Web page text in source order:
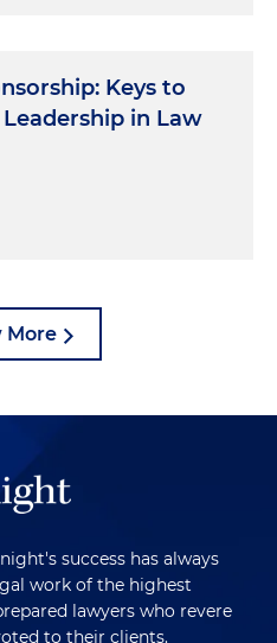
Keys to
in Law
More
success has always
work of the highest
lawyers who revere
to their clients.